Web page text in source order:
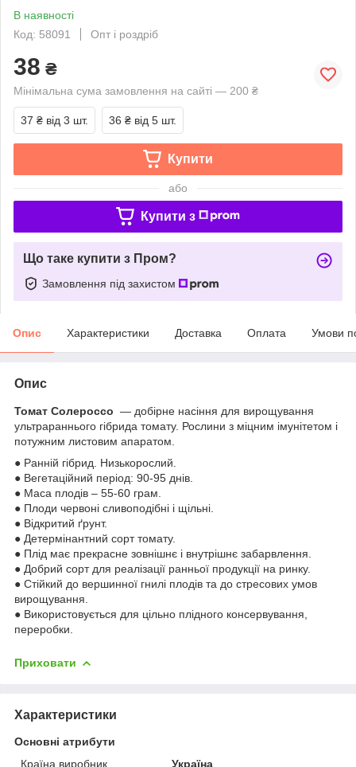
В наявності
Код: 58091
Опт і роздріб
38 ₴
Мінімальна сума замовлення на сайті — 200 ₴
37 ₴ від 3 шт. 36 ₴ від 5 шт.
Купити
або
Купити з
Що таке купити з Пром?
Замовлення під захистом
Опис Характеристики Доставка Оплата Умови
Опис
Томат Солероссо — добірне насіння для вирощування
ультрараннього гібрида томату. Рослини з міцним імунітетом і
потужним листовим апаратом.
● Ранній гібрид. Низькорослий.
● Вегетаційний період: 90-95 днів.
● Маса плодів – 55-60 грам.
● Плоди червоні сливоподібні і щільні.
● Відкритий ґрунт.
● Детермінантний сорт томату.
● Плід має прекрасне зовнішнє і внутрішнє забарвлення.
● Добрий сорт для реалізації ранньої продукції на ринку.
● Стійкий до вершинної гнилі плодів та до стресових умов
вирощування.
● Використовується для цільно плідного консервування,
переробки.
Приховати
Характеристики
Основні атрибути
Країна виробник
Україна